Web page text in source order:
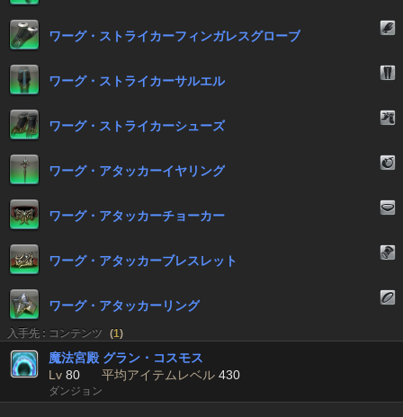
ワーグ・ストライカーフィンガレスグローブ
ワーグ・ストライカーサルエル
ワーグ・ストライカーシューズ
ワーグ・アタッカーイヤリング
ワーグ・アタッカーチョーカー
ワーグ・アタッカーブレスレット
ワーグ・アタッカーリング
入手先 : コンテンツ (1)
魔法宮殿 グラン・コスモス
Lv 80 平均アイテムレベル 430
ダンジョン